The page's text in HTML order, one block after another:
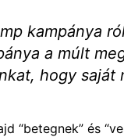
kampánya
a múlt
hogy saját
“betegnek” és